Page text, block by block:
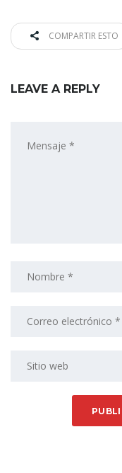
COMPARTIR ESTO
LEAVE A REPLY